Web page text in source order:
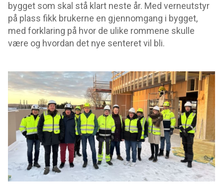
bygget som skal stå klart neste år. Med verneutstyr
på plass fikk brukerne en gjennomgang i bygget,
med forklaring på hvor de ulike rommene skulle
være og hvordan det nye senteret vil bli.